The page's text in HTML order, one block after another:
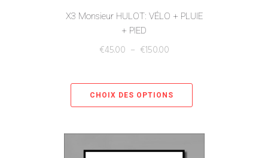
X3 Monsieur HULOT: VÉLO + PLUIE
+ PIED
€45.00 – €150.00
CHOIX DES OPTIONS